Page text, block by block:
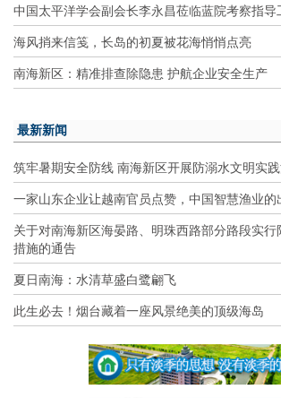
中国太平洋学会副会长李永昌莅临蓝院考察指导
海风捎来信笺，长岛的初夏被花海悄悄点亮
南海新区：精准排查除隐患 护航企业安全生产
最新新闻
筑牢暑期安全防线 南海新区开展防溺水文明实
一家山东企业让越南官员点赞，中国智慧渔业的
关于对南海新区海晏路、明珠西路部分路段实
措施的通告
夏日南海：水清草盛白鹭翩飞
此生必去！烟台藏着一座风景绝美的顶级海岛